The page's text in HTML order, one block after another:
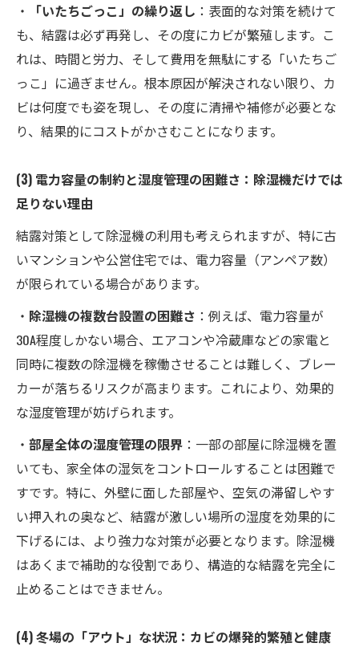
・
「いたちごっこ」の繰り返し ：表面的な対策を続けて
も、結露は必ず再発し、その度にカビが繁殖します。こ
れは、時間と労力、そして費用を無駄にする「いたちご
っこ」に過ぎません。根本原因が解決されない限り、カ
ビは何度でも姿を現し、その度に清掃や補修が必要とな
り、結果的にコストがかさむことになります。
(3) 電力容量の制約と湿度管理の困難さ：除湿機だけでは
足りない理由
結露対策として除湿機の利用も考えられますが、特に古
いマンションや公営住宅では、電力容量（アンペア数）
が限られている場合があります。
・ 除湿機の複数台設置の困難さ ：例えば、電力容量が
30A程度しかない場合、エアコンや冷蔵庫などの家電と
同時に複数の除湿機を稼働させることは難しく、ブレー
カーが落ちるリスクが高まります。これにより、効果的
な湿度管理が妨げられます。
・ 部屋全体の湿度管理の限界 ：一部の部屋に除湿機を置
いても、家全体の湿気をコントロールすることは困難で
すです。特に、外壁に面した部屋や、空気の滞留しやす
い押入れの奥など、結露が激しい場所の湿度を効果的に
下げるには、より強力な対策が必要となります。除湿機
はあくまで補助的な役割であり、構造的な結露を完全に
止めることはできません。
(4) 冬場の「アウト」な状況：カビの爆発的繁殖と健康